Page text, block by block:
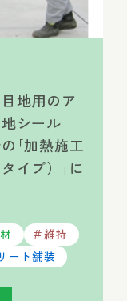
地用のア
シール
｢加熱施工
イプ）｣に
維持
ート舗装